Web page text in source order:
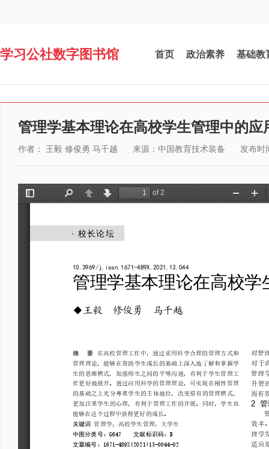
学习公社数字图书馆 首页 政治素养 基础教
管理学基本理论在高校学生管理中的应
作者： 王毅 修俊勇 马千越 来源：中国教育技术装备 发布时